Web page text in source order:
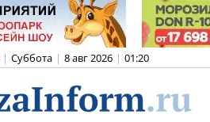
| Суббота | 8 авг 2026 | 01:20